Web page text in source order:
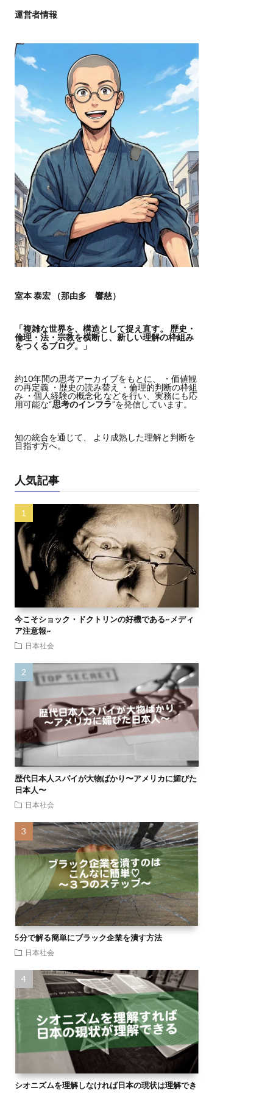
運営者情報
室本 泰宏 （那由多 響慈）
「複雑な世界を、構造として捉え直す。
歴史・
倫理・法・宗教を横断し、新しい理解の枠組み
をつくるブログ。」
約10年間の思考アーカイブをもとに、 ・価値観
の再定義 ・歴史の読み替え ・倫理的判断の枠組
み ・個人経験の概念化 などを行い、実務にも応
用可能な“思考のインフラ”を発信しています。
知の統合を通じて、 より成熟した理解と判断を
目指す方へ。
人気記事
今こそショック・ドクトリンの好機である~メディ
ア注意報~
日本社会
歴代日本人スパイが大物ばかり〜アメリカに媚びた
日本人〜
日本社会
5分で解る簡単にブラック企業を潰す方法
日本社会
シオニズムを理解しなければ日本の現状は理解でき